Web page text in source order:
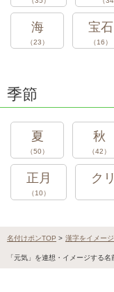
海
（23）
宝石
（16）
季節
夏
（50）
秋
（42）
正月
（10）
ク
名付けポンTOP > 漢字をイメー
「元気」を連想・イメージする